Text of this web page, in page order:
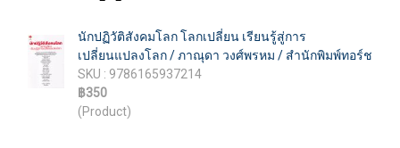
นักปฏิวัติสังคมโลก โลกเปลี่ยน เรียนรู้สู่การ
เปลี่ยนแปลงโลก / ภาณุดา วงศ์พรหม / สำนักพิมพ์ทอร์ช
SKU : 9786165937214
฿350
(Product)